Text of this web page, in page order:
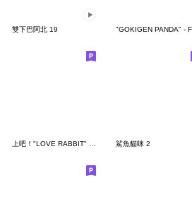
雙下巴阿北 19
鯊魚貓咪 2